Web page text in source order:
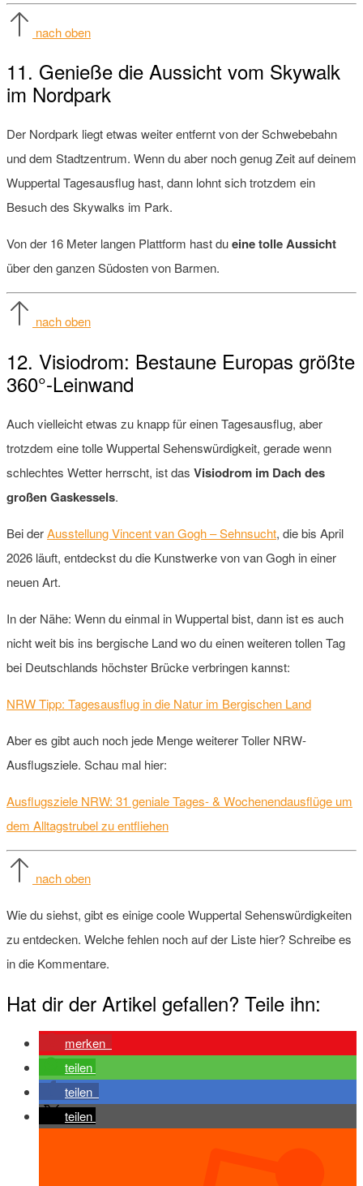
nach oben
11. Genieße die Aussicht vom Skywalk
im Nordpark
Der Nordpark liegt etwas weiter entfernt von der Schwebebahn
und dem Stadtzentrum. Wenn du aber noch genug Zeit auf deinem
Wuppertal Tagesausflug hast, dann lohnt sich trotzdem ein
Besuch des Skywalks im Park.
Von der 16 Meter langen Plattform hast dueine tolle Aussicht
über den ganzen Südosten von Barmen.
nach oben
12. Visiodrom: Bestaune Europas größte
360°-Leinwand
Auch vielleicht etwas zu knapp für einen Tagesausflug, aber
trotzdem eine tolle Wuppertal Sehenswürdigkeit, gerade wenn
schlechtes Wetter herrscht, ist das Visiodrom im Dach des
großen Gaskessels.
Bei derAusstellung Vincent van Gogh – Sehnsucht, die bis April
2026 läuft, entdeckst du die Kunstwerke von van Gogh in einer
neuen Art.
In der Nähe: Wenn du einmal in Wuppertal bist, dann ist es auch
nicht weit bis ins bergische Land wo du einen weiteren tollen Tag
bei Deutschlands höchster Brücke verbringen kannst:
NRW Tipp: Tagesausflug in die Natur im Bergischen Land
Aber es gibt auch noch jede Menge weiterer Toller NRW-
Ausflugsziele. Schau mal hier:
Ausflugsziele NRW: 31 geniale Tages- & Wochenendausflüge um
dem Alltagstrubel zu entfliehen
nach oben
Wie du siehst, gibt es einige coole Wuppertal Sehenswürdigkeiten
zu entdecken. Welche fehlen noch auf der Liste hier? Schreibe es
in die Kommentare.
Hat dir der Artikel gefallen? Teile ihn:
merken
teilen
teilen
teilen